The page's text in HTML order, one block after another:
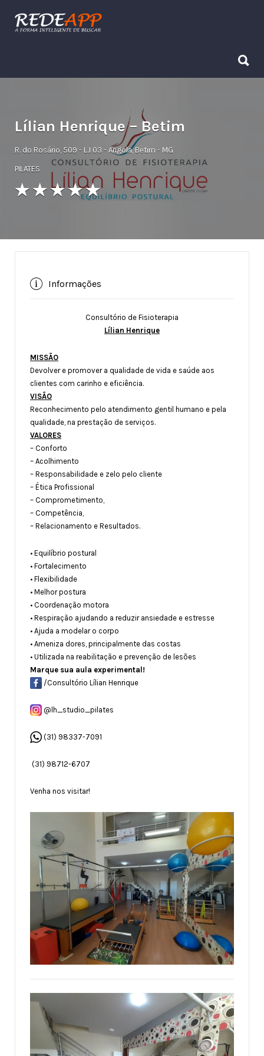
Procurar:
Lílian Henrique – Betim
R. do Rosário, 509 - LJ 03 - Angola, Betim - MG
PILATES
Informações
Consultório de Fisioterapia
Lílian Henrique
MISSÃO
Devolver e promover a qualidade de vida e saúde aos
clientes com carinho e eficiência.
VISÃO
Reconhecimento pelo atendimento gentil humano e pela
qualidade, na prestação de serviços.
VALORES
– Conforto
– Acolhimento
– Responsabilidade e zelo pelo cliente
– Ética Profissional
– Comprometimento,
– Competência,
– Relacionamento e Resultados.
• Equilíbrio postural
• Fortalecimento
• Flexibilidade
• Melhor postura
• Coordenação motora
• Respiração ajudando a reduzir ansiedade e estresse
• Ajuda a modelar o corpo
• Ameniza dores, principalmente das costas
• Utilizada na reabilitação e prevenção de lesões
Marque sua aula experimental!
/Consultório Lílian Henrique
@lh_studio_pilates
(31) 98337-7091
(31) 98712-6707
Venha nos visitar!